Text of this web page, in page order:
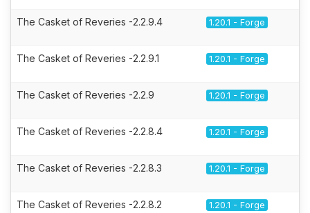
The Casket of Reveries -2.2.9.4 1.20.1 - Forge
The Casket of Reveries -2.2.9.1 1.20.1 - Forge
The Casket of Reveries -2.2.9 1.20.1 - Forge
The Casket of Reveries -2.2.8.4 1.20.1 - Forge
The Casket of Reveries -2.2.8.3 1.20.1 - Forge
The Casket of Reveries -2.2.8.2 1.20.1 - Forge